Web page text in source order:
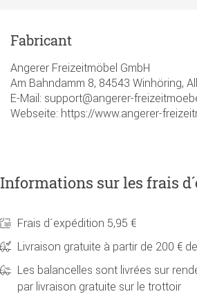
Fabricant
Angerer Freizeitmöbel GmbH
Am Bahndamm 8, 84543 Winhöring,
E-Mail: support@angerer-
Webseite: https://www.angerer-
Informations sur les frais
Frais d´expédition 5,95 €
Livraison gratuite à partir de 200 €
Les balancelles sont livrées sur
par livraison gratuite sur le trottoir